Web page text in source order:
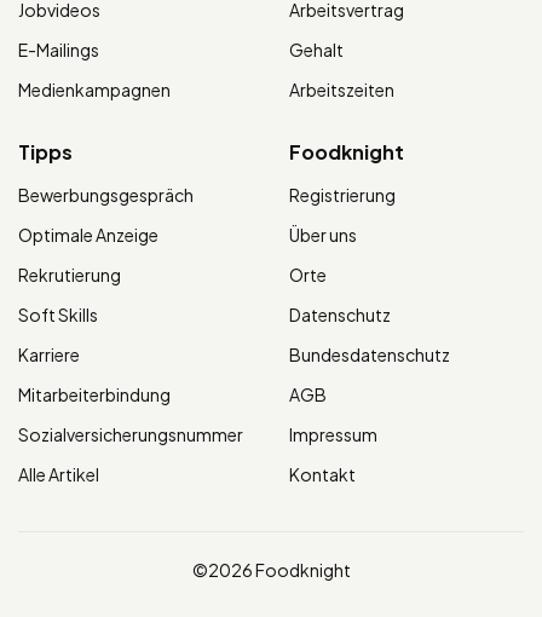
Jobvideos
E-Mailings
Medienkampagnen
Arbeitsvertrag
Gehalt
Arbeitszeiten
Tipps
Bewerbungsgespräch
Optimale Anzeige
Rekrutierung
Soft Skills
Karriere
Mitarbeiterbindung
Sozialversicherungsnummer
Alle Artikel
Foodknight
Registrierung
Über uns
Orte
Datenschutz
Bundesdatenschutz
AGB
Impressum
Kontakt
©2026 Foodknight